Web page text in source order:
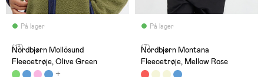
På lager
(13)
Nordbjørn Mollösund
Fleecetrøje, Olive Green
På lager
(7)
Nordbjørn Montana
Fleecetrøje, Mellow Rose